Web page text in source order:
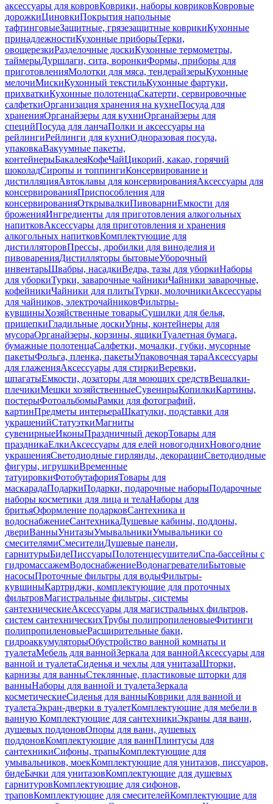
аксессуары для ковровКоврики, наборы ковриковКовровые
дорожкиЦиновкиПокрытия напольные
тафтинговыеЗащитные, грязезащитные коврикиКухонные
принадлежностиКухонные приборыТерки,
овощерезкиРазделочные доскиКухонные термометры,
таймерыДуршлаги, сита, воронкиФормы, приборы для
приготовленияМолотки для мяса, тендерайзерыКухонные
мелочиМискиКухонный текстильКухонные фартуки,
прихваткиКухонные полотенцаСкатерти, сервировочные
салфеткиОрганизация хранения на кухнеПосуда для
храненияОрганайзеры для кухниОрганайзеры для
специйПосуда для ланчаПолки и аксессуары на
рейлингиРейлинги для кухниОдноразовая посуда,
упаковкаВакуумные пакеты,
контейнерыБакалеяКофеЧайЦикорий, какао, горячий
шоколадСиропы и топпингиКонсервирование и
дистилляцияАвтоклавы для консервированияАксессуары для
консервированияПриспособления для
консервированияОткрывалкиПивоварниЕмкости для
броженияИнгредиенты для приготовления алкогольных
напитковАксессуары для приготовления и хранения
алкогольных напитковКомплектующие для
дистилляторовПрессы, дробилки для виноделия и
пивоваренияДистилляторы бытовыеУборочный
инвентарьШвабры, насадкиВедра, тазы для уборкиНаборы
для уборкиТурки, заварочные чайникиЧайники заварочные,
кофейникиЧайники для плитыТурки, молочникиАксессуары
для чайников, электрочайниковФильтры-
кувшиныХозяйственные товарыСушилки для белья,
прищепкиГладильные доскиУрны, контейнеры для
мусораОрганайзеры, корзины, ящикиТуалетная бумага,
бумажные полотенцаСалфетки, мочалки, губки, мусорные
пакетыФольга, пленка, пакетыУпаковочная тараАксессуары
для глаженияАксессуары для стиркиВеревки,
шпагатыЕмкости, дозаторы для моющих средствВешалки-
плечикиМешки хозяйственныеСувенирыКопилкиКартины,
постерыФотоальбомыРамки для фотографий,
картинПредметы интерьераШкатулки, подставки для
украшенийСтатуэткиМагниты
сувенирныеИконыПраздничный декорТовары для
праздникаЕлкиАксессуары для елей новогоднихНовогодние
украшенияСветодиодные гирлянды, декорацииСветодиодные
фигуры, игрушкиВременные
татуировкиФотобутафорияТовары для
маскарадаПодаркиПодарки, подарочные наборыПодарочные
наборы косметики для лица и телаНаборы для
бритьяОформление подарковСантехника и
водоснабжениеСантехникаДушевые кабины, поддоны,
двериВанныУнитазыУмывальникиУмывальники со
смесителямиСмесителиДушевые панели,
гарнитурыБидеПиссуарыПолотенцесушителиСпа-бассейны с
гидромассажемВодоснабжениеВодонагревателиБытовые
насосыПроточные фильтры для водыФильтры-
кувшиныКартриджи, комплектующие для проточных
фильтровМагистральные фильтры, системы
сантехническиеАксессуары для магистральных фильтров,
систем сантехническихТрубы полипропиленовыеФитинги
полипропиленовыеРасширительные баки,
гидроаккумуляторыОбустройство ванной комнаты и
туалетаМебель для ваннойЗеркала для ваннойАксессуары для
ванной и туалетаСиденья и чехлы для унитазаШторки,
карнизы для ванныСтеклянные, пластиковые шторки для
ванныНаборы для ванной и туалетаЗеркала
косметическиеСиденья для ванныКоврики для ванной и
туалетаЭкран-дверки в туалетКомплектующие для мебели в
ванную Комплектующие для сантехникиЭкраны для ванн,
душевых поддоновОпоры для ванн, душевых
поддоновКомплектующие для ваннПлинтусы для
сантехникиСифоны, трапыКомплектующие для
умывальников, моекКомплектующие для унитазов, писсуаров,
бидеБачки для унитазовКомплектующие для душевых
гарнитуровКомплектующие для сифонов,
траповКомплектующие для смесителейКомплектующие для